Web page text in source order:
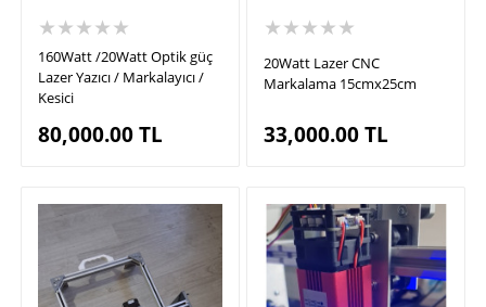
★★★★★
160Watt /20Watt Optik güç
Lazer Yazıcı / Markalayıcı /
Kesici
80,000.00TL
★★★★★
20Watt Lazer CNC
Markalama 15cmx25cm
33,000.00TL